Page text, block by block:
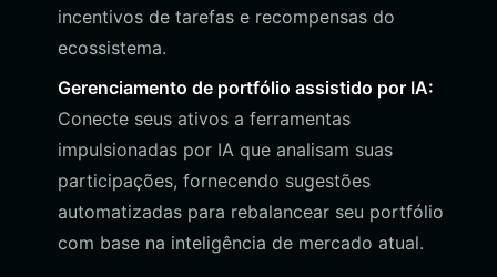
incentivos de tarefas e recompensas do
ecossistema.
Gerenciamento de portfólio assistido por IA:
Conecte seus ativos a ferramentas
impulsionadas por IA que analisam suas
participações, fornecendo sugestões
automatizadas para rebalancear seu portfólio
com base na inteligência de mercado atual.